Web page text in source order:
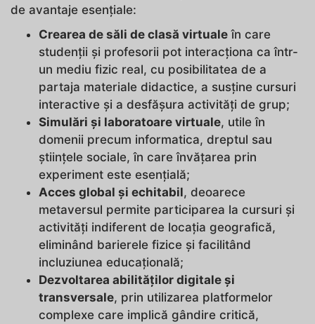
de avantaje esențiale:
Crearea de săli de clasă virtuale în care
studenții și profesorii pot interacționa ca într-
un mediu fizic real, cu posibilitatea de a
partaja materiale didactice, a susține cursuri
interactive și a desfășura activități de grup;
Simulări și laboratoare virtuale, utile în
domenii precum informatica, dreptul sau
științele sociale, în care învățarea prin
experiment este esențială;
Acces global și echitabil, deoarece
metaversul permite participarea la cursuri și
activități indiferent de locația geografică,
eliminând barierele fizice și facilitând
incluziunea educațională;
Dezvoltarea abilităților digitale și
transversale, prin utilizarea platformelor
complexe care implică gândire critică,